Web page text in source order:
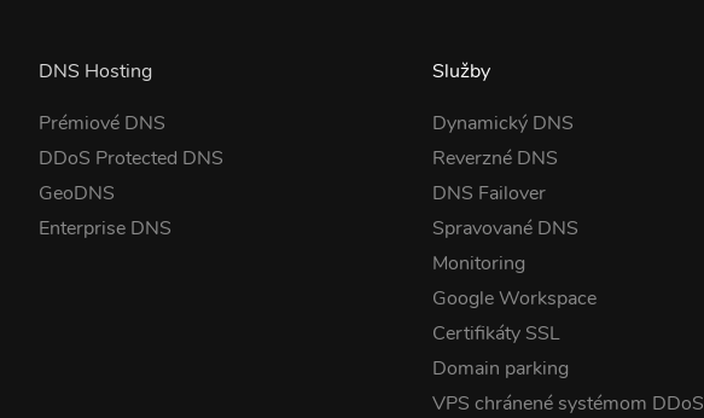
DNS Hosting
Prémiové DNS
DDoS Protected DNS
GeoDNS
Enterprise DNS
Služby
Dynamický DNS
Reverzné DNS
DNS Failover
Spravované DNS
Monitoring
Google Workspace
Certifikáty SSL
Domain parking
VPS chránené systémom DDoS